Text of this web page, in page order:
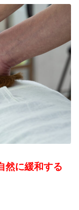
然に緩和する